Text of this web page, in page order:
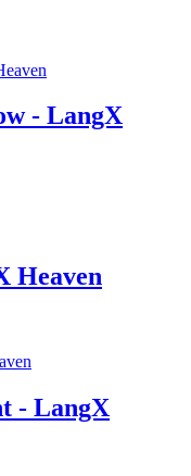
- LangX
Heaven
- LangX